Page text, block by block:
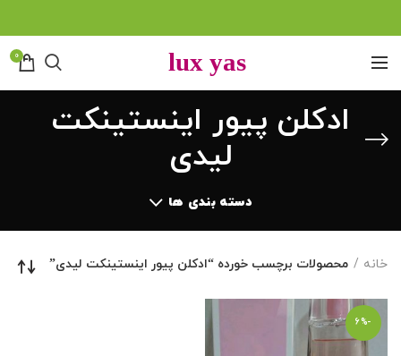
0
ادکلن پیور اینستینکت
لیدی
دسته بندی ها
خانه محصولات برچسب خورده “ادکلن پیور اینستینکت لیدی”
-6%